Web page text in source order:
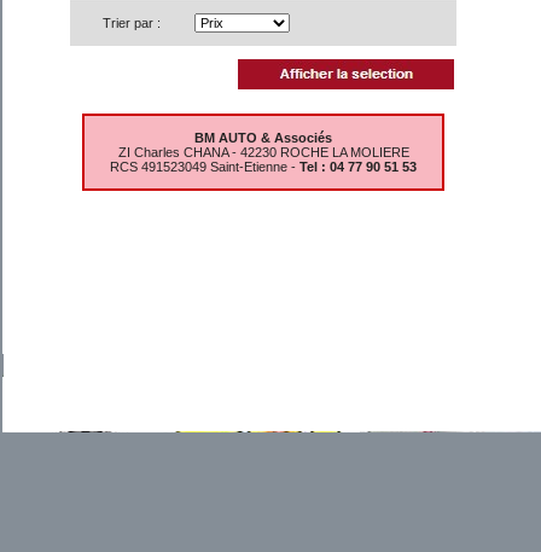
Trier par :
BM AUTO & Associés
ZI Charles CHANA - 42230 ROCHE LA MOLIERE
RCS 491523049 Saint-Etienne - Tel : 04 77 90 51 53